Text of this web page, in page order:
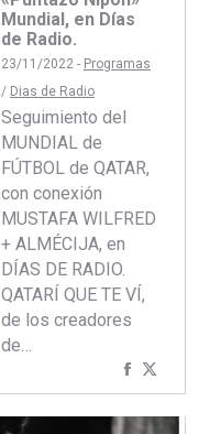
Mundial, en Días
de Radio.
23/11/2022 - Programas
/ Dias de Radio
Seguimiento del
MUNDIAL de
FÚTBOL de QATAR,
con conexión
MUSTAFA WILFRED
+ ALMÉCIJA, en
DÍAS DE RADIO.
QATARÍ QUE TE VÍ,
de los creadores
de…
Compartir
concon